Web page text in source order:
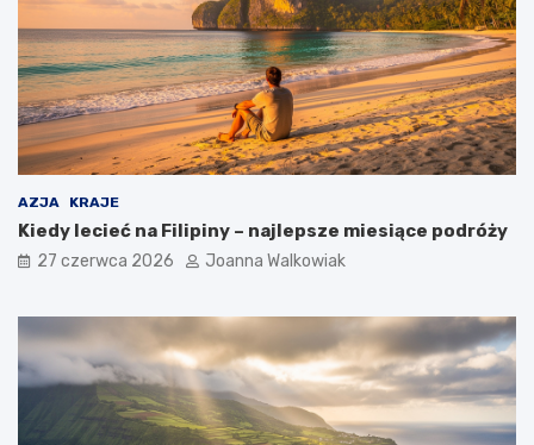
AZJA KRAJE
Kiedy lecieć na Filipiny – najlepsze miesiące podróży
27 czerwca 2026 Joanna Walkowiak